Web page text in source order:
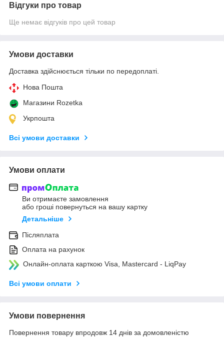
Відгуки про товар
Ще немає відгуків про цей товар
Умови доставки
Доставка здійснюється тільки по передоплаті.
Нова Пошта
Магазини Rozetka
Укрпошта
Всі умови доставки
Умови оплати
Ви отримаєте замовлення
або гроші повернуться на вашу картку
Детальніше
Післяплата
Оплата на рахунок
Онлайн-оплата карткою Visa, Mastercard - LiqPay
Всі умови оплати
Умови повернення
Повернення товару впродовж 14 днів за домовленістю